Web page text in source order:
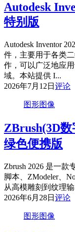
Autodesk
特别版
Autodesk Inventor
件，主要用于各类
作，可以广泛地应
域。本站提供 I...
2026年7月12日 评论
图形图像
ZBrush(3D数
绿色便携版
Zbrush 2026 是一款
脚本、ZModeler、
从高模雕刻到纹理
2026年6月28日 评论
图形图像